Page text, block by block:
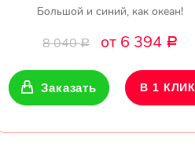
Большой и синий, как океан!
8 040Р от 6 394 Р
Заказать В 1 КЛИК